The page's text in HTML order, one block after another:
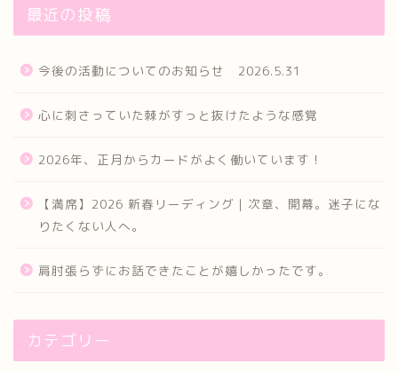
最近の投稿
今後の活動についてのお知らせ 2026.5.31
心に刺さっていた棘がすっと抜けたような感覚
2026年、正月からカードがよく働いています！
【満席】2026 新春リーディング｜次章、開幕。迷子にな
りたくない人へ。
肩肘張らずにお話できたことが嬉しかったです。
カテゴリー